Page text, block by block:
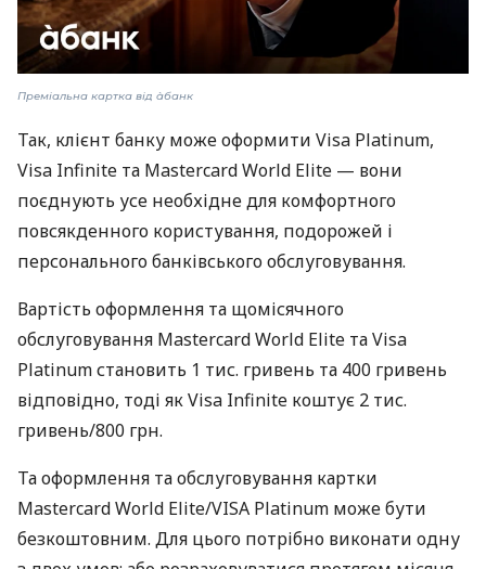
Преміальна картка від àбанк
Так, клієнт банку може оформити Visa Platinum,
Visa Infinite та Mastercard World Elite — вони
поєднують усе необхідне для комфортного
повсякденного користування, подорожей і
персонального банківського обслуговування.
Вартість оформлення та щомісячного
обслуговування Mastercard World Elite та Visa
Platinum становить 1 тис. гривень та 400 гривень
відповідно, тоді як Visa Infinite коштує 2 тис.
гривень/800 грн.
Та оформлення та обслуговування картки
Mastercard World Elite/VISA Platinum може бути
безкоштовним. Для цього потрібно виконати одну